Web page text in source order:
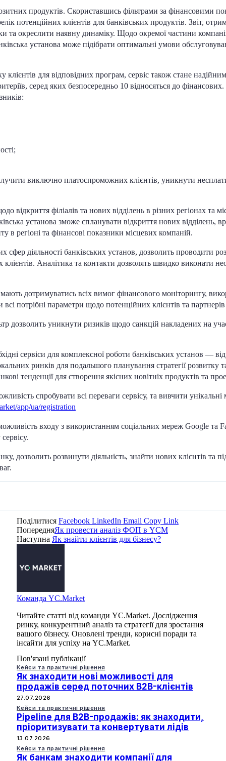
продуктів. Скориставшись фільтрами за фінансовими
потенційних клієнтів для банківських продуктів. Звіт,
та окреслити наявну динаміку. Щодо окремої частини
установа може підібрати оптимальні умови
для відповідних програм, сервіс також стане
серед яких безпосередньо 10 відносяться до
виключно платоспроможних клієнтів, уникнути
філіалів та нових відділень в різних регіонах та
установа зможе спланувати відкриття нових відділень,
в регіоні та фінансові показники місцевих компаній.
сфер діяльності банківських установ, дозволить проводити
Аналітика та контакти дозволять швидко виконати
дотримуватись всіх вимог фінансового моніторингу,
потрібні параметри щодо потенційних клієнтів та
дозволить уникнути ризиків щодо санкцій накладених на
сервіси для комплексної роботи банківських установ —
ринків для подальшого планування стратегії розвитку
тенденції для створення якісних новітніх продуктів та
спробувати всі переваги сервісу, та вивчити
app/ua/registration
входу з використанням соціальних мереж Google
дозволить розвинути діяльність, знайти нових клієнтів та
Поділитися Facebook LinkedIn Email Copy Link
ПопередняЯк провести аналіз ФОП в YCM
Наступна Як знайти клієнтів для бізнесу?
Команда YC.Market
Читайте статті від команди YC.Market. Дослідження
ринку, конкурентний аналіз та стратегії для зростання
вашого бізнесу. Оновлені тренди, корисні поради та
інсайти для успіху на YC.Market.
Пов'язані публікації
Кейси та практичні рішення
Як знаходити нові можливості для
продажів серед поточних B2B-клієнтів
27.07.2026
Кейси та практичні рішення
Pipeline для B2B-продажів: як знаходити,
пріоритизувати та конвертувати лідів
13.07.2026
Кейси та практичні рішення
Як банкам знаходити компанії для